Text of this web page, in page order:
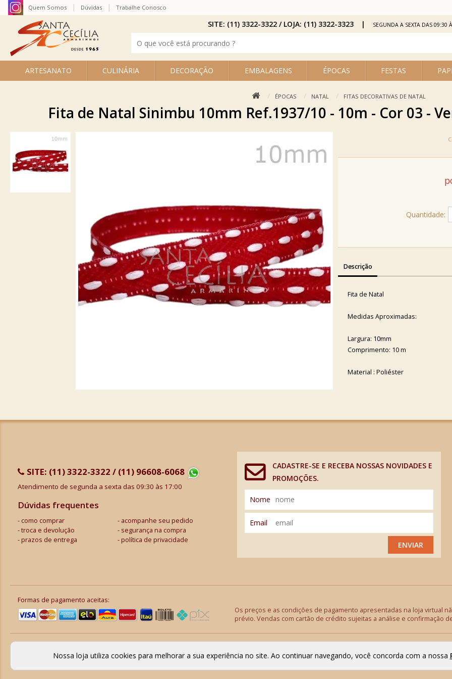
ARTESANATO CULINÁRIA DECORAÇÃO EMBALAGENS ÉPOCAS FESTAS
Quem Somos Dúvidas Trabalhe Conosco
SITE: (11) 3322-3322 / LOJA: (11) 3322-3323 SEGUNDA A SEXTA DAS 09:30
ÉPOCAS NATAL FITAS DECORATIVAS DE NATAL
Fita de Natal Sinimbu 10mm Ref.1937/10 - 10m - Cor 03 -
Quantidade:
Descrição
Fita de Natal
Medidas Aproximadas:
Largura: 10mm
Comprimento: 10 m
Material : Poliéster
SITE: (11) 3322-3322 / (11) 96608-6068
Atendimento de segunda a sexta das 09:30 às 17:00
Dúvidas frequentes
como comprar
acompanhe seu pedido
troca e devolução
segurança na compra
prazos de entrega
política de privacidade
CADASTRE-SE E RECEBA NOSSAS NOVIDADES E
PROMOÇÕES.
Nome
Email
ENVIAR
Formas de pagamento aceitas:
Os preços e as condições de pagamento apresentadas na loja virtual
prévio. Vendas com cartão de crédito sujeitas a análise e confirmação
Nossa loja utiliza cookies para melhorar a sua experiência no site. Ao continuar navegando, você concorda com a nossa